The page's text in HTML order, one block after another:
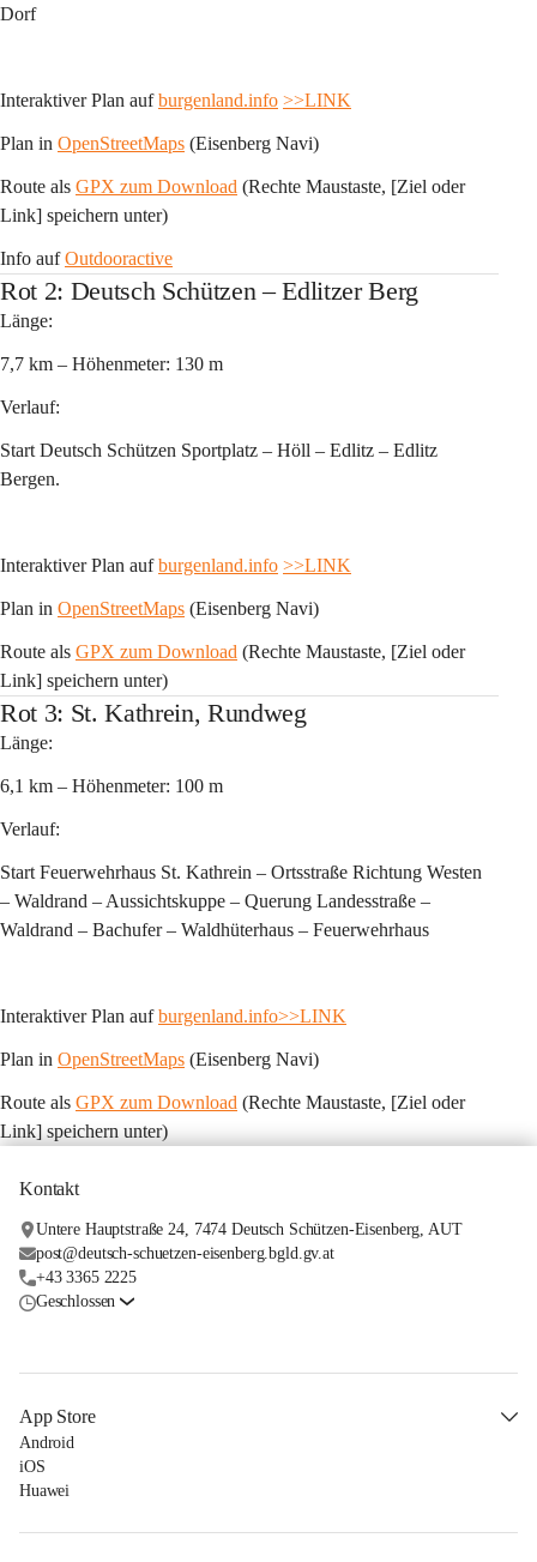
Dorf
Interaktiver Plan auf burgenland.info >>LINK
Plan in OpenStreetMaps (Eisenberg Navi)
Route als GPX zum Download (Rechte Maustaste, [Ziel oder
Link] speichern unter)
Info auf Outdooractive
Rot 2: Deutsch Schützen – Edlitzer Berg
Länge:
7,7 km – Höhenmeter: 130 m
Verlauf:
Start Deutsch Schützen Sportplatz – Höll – Edlitz – Edlitz
Bergen.
Interaktiver Plan auf burgenland.info >>LINK
Plan in OpenStreetMaps (Eisenberg Navi)
Route als GPX zum Download (Rechte Maustaste, [Ziel oder
Link] speichern unter)
Rot 3: St. Kathrein, Rundweg
Länge:
6,1 km – Höhenmeter: 100 m
Verlauf:
Start Feuerwehrhaus St. Kathrein – Ortsstraße Richtung Westen
– Waldrand – Aussichtskuppe – Querung Landesstraße –
Waldrand – Bachufer – Waldhüterhaus – Feuerwehrhaus
Interaktiver Plan auf burgenland.info>>LINK
Plan in OpenStreetMaps (Eisenberg Navi)
Route als GPX zum Download (Rechte Maustaste, [Ziel oder
Link] speichern unter)
Kontakt
Untere Hauptstraße 24, 7474 Deutsch Schützen-Eisenberg, AUT
post@deutsch-schuetzen-eisenberg.bgld.gv.at
+43 3365 2225
Geschlossen
App Store
Android
iOS
Huawei